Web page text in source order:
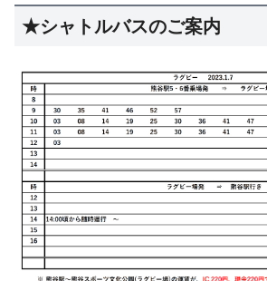
★シャトルバスのご案内